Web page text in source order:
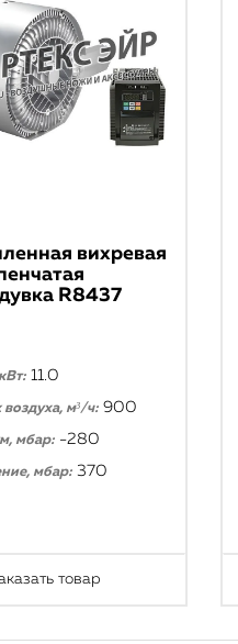
вихревая
R8437
11.0
м³/ч:900
мбар:-280
мбар:370
товар